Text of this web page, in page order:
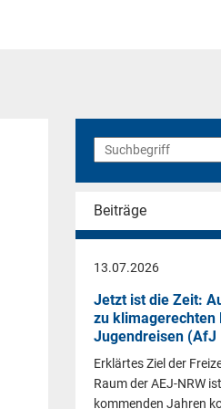
Beiträge
13.07.2026
Jetzt ist die Zeit:
zu klimagerechten
Jugendreisen (AfJ
Erklärtes Ziel der
Raum der AEJ-NRW
kommenden Jahren